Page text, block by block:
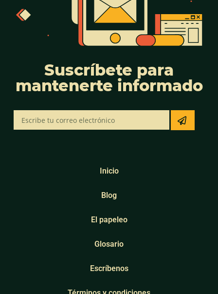
Suscríbete para
mantenerte informado
Inicio
Blog
El papeleo
Glosario
Escríbenos